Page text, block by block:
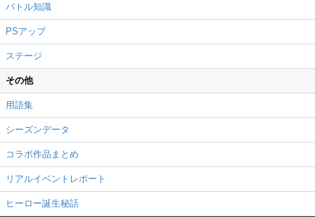
バトル知識
PSアップ
ステージ
その他
用語集
シーズンデータ
コラボ作品まとめ
リアルイベントレポート
ヒーロー誕生秘話